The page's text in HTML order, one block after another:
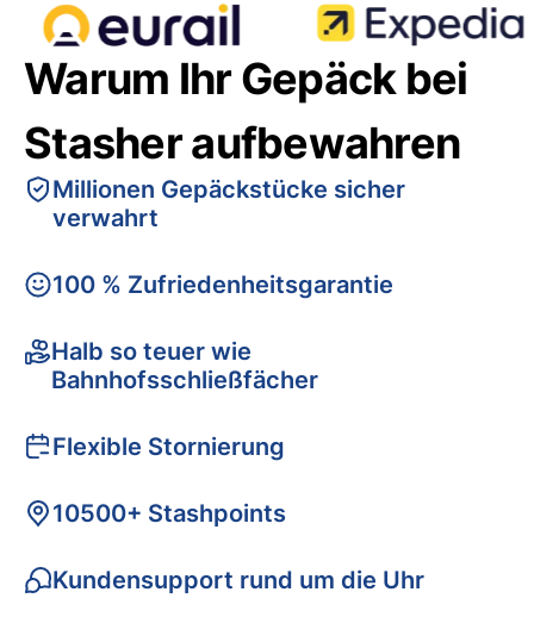
Warum Ihr Gepäck bei
Stasher aufbewahren
Millionen Gepäckstücke sicher
verwahrt
100 % Zufriedenheitsgarantie
Halb so teuer wie
Bahnhofsschließfächer
Flexible Stornierung
10500+ Stashpoints
Kundensupport rund um die Uhr